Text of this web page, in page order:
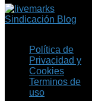
Sindicación Blog
Política de
Privacidad y
Cookies
Terminos de
uso